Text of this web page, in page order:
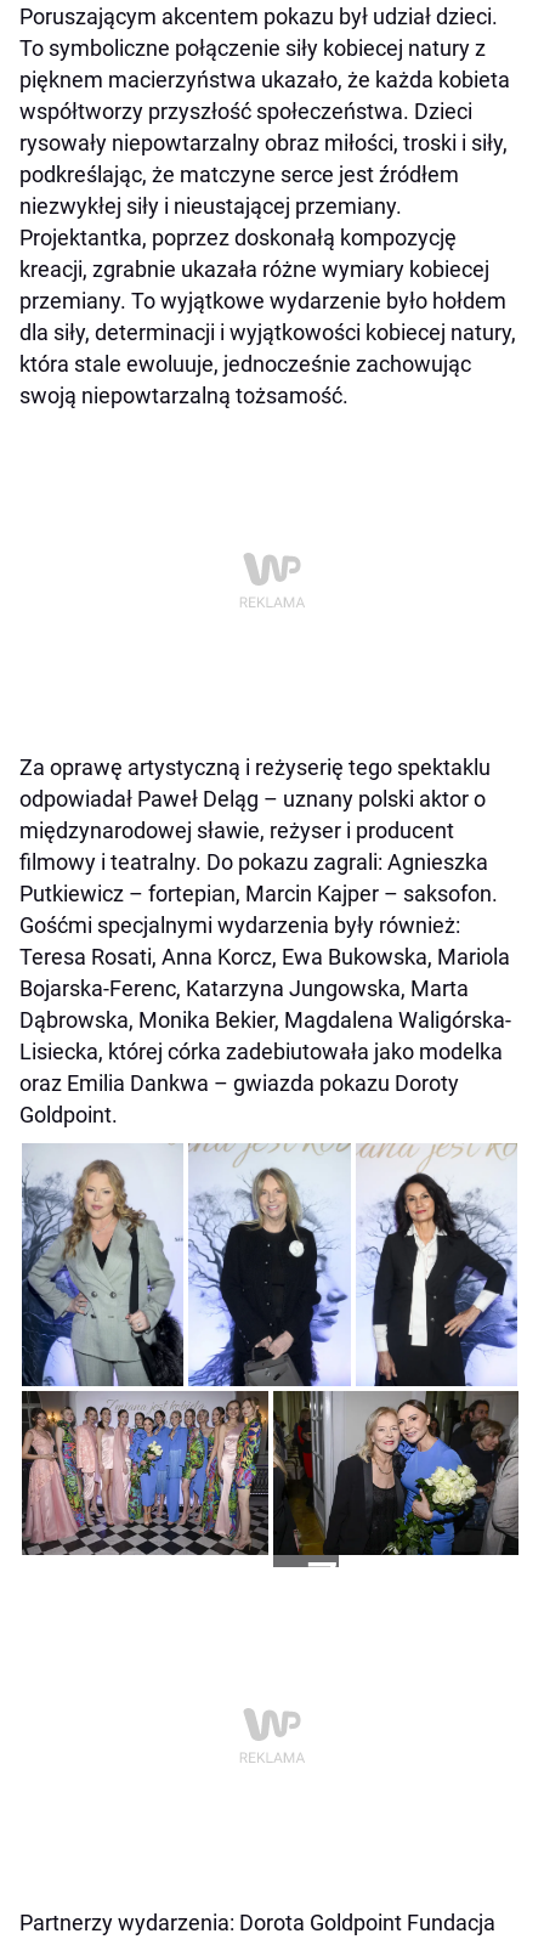
Poruszającym akcentem pokazu był udział dzieci.
To symboliczne połączenie siły kobiecej natury z
pięknem macierzyństwa ukazało, że każda kobieta
współtworzy przyszłość społeczeństwa. Dzieci
rysowały niepowtarzalny obraz miłości, troski i siły,
podkreślając, że matczyne serce jest źródłem
niezwykłej siły i nieustającej przemiany.
Projektantka, poprzez doskonałą kompozycję
kreacji, zgrabnie ukazała różne wymiary kobiecej
przemiany. To wyjątkowe wydarzenie było hołdem
dla siły, determinacji i wyjątkowości kobiecej natury,
która stale ewoluuje, jednocześnie zachowując
swoją niepowtarzalną tożsamość.
Za oprawę artystyczną i reżyserię tego spektaklu
odpowiadał Paweł Deląg – uznany polski aktor o
międzynarodowej sławie, reżyser i producent
filmowy i teatralny. Do pokazu zagrali: Agnieszka
Putkiewicz – fortepian, Marcin Kajper – saksofon.
Gośćmi specjalnymi wydarzenia były również:
Teresa Rosati, Anna Korcz, Ewa Bukowska, Mariola
Bojarska-Ferenc, Katarzyna Jungowska, Marta
Dąbrowska, Monika Bekier, Magdalena Waligórska-
Lisiecka, której córka zadebiutowała jako modelka
oraz Emilia Dankwa – gwiazda pokazu Doroty
Goldpoint.
+7
Partnerzy wydarzenia: Dorota Goldpoint Fundacja